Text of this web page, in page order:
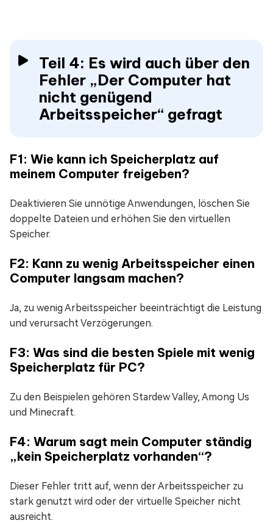
Teil 4: Es wird auch über den
Fehler „Der Computer hat
nicht genügend
Arbeitsspeicher“ gefragt
F1: Wie kann ich Speicherplatz auf
meinem Computer freigeben?
Deaktivieren Sie unnötige Anwendungen, löschen Sie
doppelte Dateien und erhöhen Sie den virtuellen
Speicher.
F2: Kann zu wenig Arbeitsspeicher einen
Computer langsam machen?
Ja, zu wenig Arbeitsspeicher beeinträchtigt die Leistung
und verursacht Verzögerungen.
F3: Was sind die besten Spiele mit wenig
Speicherplatz für PC?
Zu den Beispielen gehören Stardew Valley, Among Us
und Minecraft.
F4: Warum sagt mein Computer ständig
„kein Speicherplatz vorhanden“?
Dieser Fehler tritt auf, wenn der Arbeitsspeicher zu
stark genutzt wird oder der virtuelle Speicher nicht
ausreicht.